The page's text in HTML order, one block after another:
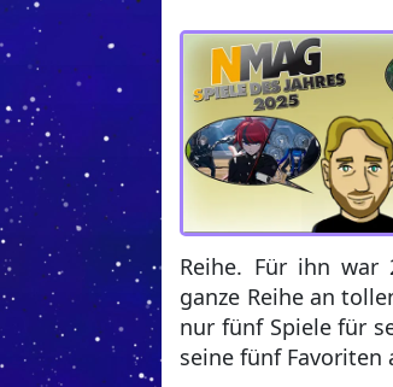
Reihe. Für ihn war
ganze Reihe an
nur fünf Spiele für
seine fünf Favoriten